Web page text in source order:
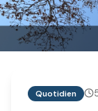
Quotidien